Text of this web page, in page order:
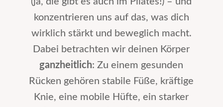
konzentrieren uns auf das, was dich
wirklich stärkt und beweglich macht.
Dabei betrachten wir deinen Körper
ganzheitlich: Zu einem gesunden
Rücken gehören stabile Füße, kräftige
Knie, eine mobile Hüfte, ein starker